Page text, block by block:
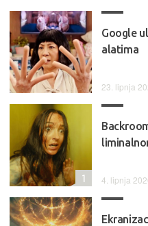
Google
alatima
23. lipnja
4. lipnja
1